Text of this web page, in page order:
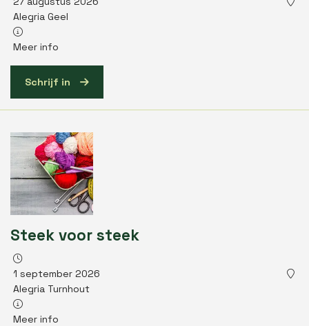
Alegria Geel
Meer info
Schrijf in
Steek voor steek
1 september 2026
Alegria Turnhout
Meer info